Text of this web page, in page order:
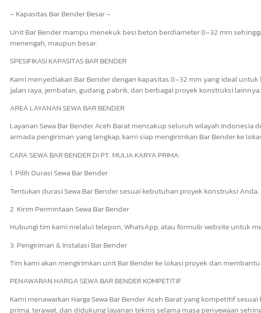
– Kapasitas Bar Bender Besar –
Unit Bar Bender mampu menekuk besi beton berdiameter 8–32 mm
menengah, maupun besar.
SPESIFIKASI KAPASITAS BAR BENDER
Kami menyediakan Bar Bender dengan kapasitas 8–32 mm yang ideal
jalan raya, jembatan, gudang, pabrik, dan berbagai proyek konstruksi lainnya.
AREA LAYANAN SEWA BAR BENDER
Layanan Sewa Bar Bender Aceh Barat mencakup seluruh wilayah
armada pengiriman yang lengkap, kami siap mengirimkan Bar Bender ke
CARA SEWA BAR BENDER DI PT. MULIA KARYA PRIMA:
1. Pilih Durasi Sewa Bar Bender
Tentukan durasi Sewa Bar Bender sesuai kebutuhan proyek konstruksi Anda.
2. Kirim Permintaan Sewa Bar Bender
Hubungi tim kami melalui telepon, WhatsApp, atau formulir website untuk
3. Pengiriman & Instalasi Bar Bender
Tim kami akan mengirimkan unit Bar Bender ke lokasi proyek dan
PENAWARAN HARGA SEWA BAR BENDER KOMPETITIF
Kami menawarkan Harga Sewa Bar Bender Aceh Barat yang kompetitif
prima, terawat, dan didukung layanan teknis selama masa penyewaan